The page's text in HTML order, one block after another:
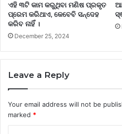
ଏହି ୩ଟି କାମ କରୁଥିବା ମଣିଷ ପ୍ରକୃତ
ପ୍ରେମ କରିଥାଏ, କେବେବି ସନ୍ଦେହ
କରିବ ନାହିଁ ।
December 25, 2024
Leave a Reply
Your email address will not be
marked *